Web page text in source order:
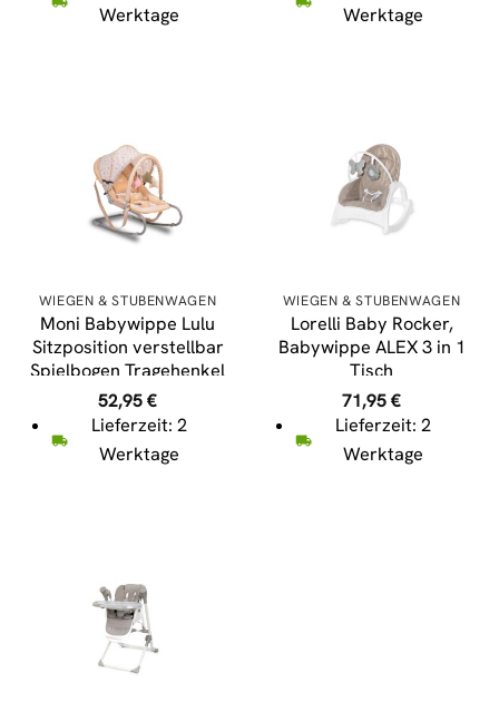
Werktage
Werktage
WIEGEN & STUBENWAGEN
Moni Babywippe Lulu
Sitzposition verstellbar
Spielbogen Tragehenkel
Metallrahmen in beige
52,95€
Lieferzeit: 2
Werktage
WIEGEN & STUBENWAGEN
Lorelli Baby Rocker,
Babywippe ALEX 3 in 1
Tisch
Vibrationsfunktion, 4
Melodien beige Sterne
71,95€
Lieferzeit: 2
Werktage